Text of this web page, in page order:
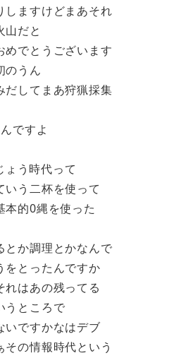
しますけどまあそれ
山だと
めでとうございます
のうん
だしてまあ狩猟採集
ですよ
う時代って
いう二杯を使って
本的0縄を使った
とか調理とかなんで
をとったんですか
れはあの残ってる
うところで
いですかなはデブ
の情報時代という